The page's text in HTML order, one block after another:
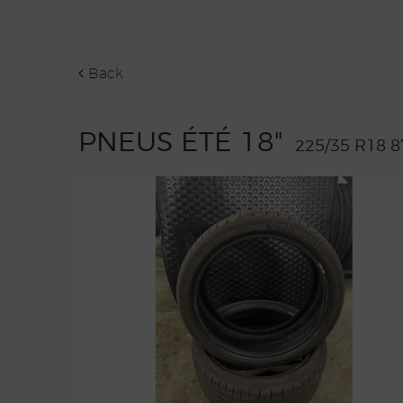
Back
PNEUS ÉTÉ 18" 225/35 R18